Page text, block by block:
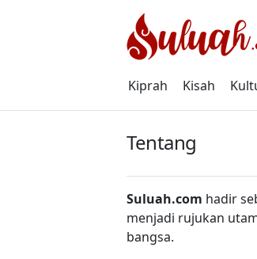
Kiprah Kisah
Tentang
Suluah.com hadir
menjadi rujukan
bangsa.